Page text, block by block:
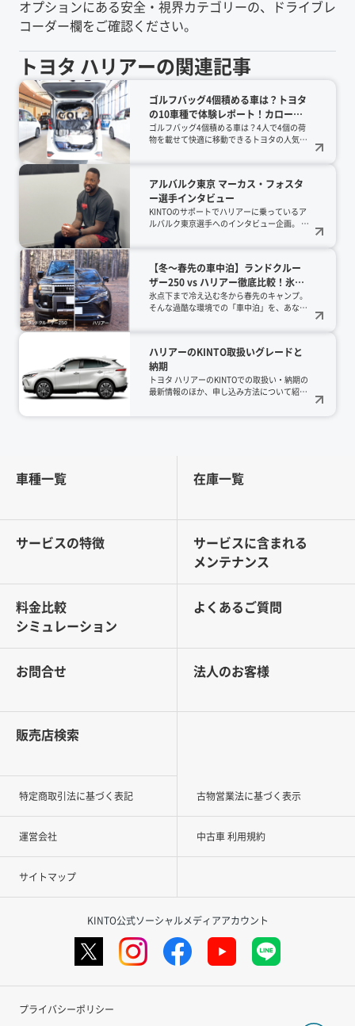
オプションにある安全・視界カテゴリーの、ドライブレ
コーダー欄をご確認ください。
トヨタ ハリアーの関連記事
ゴルフバッグ4個積める車は？トヨタ
の10車種で体験レポート！カローラ
クロス、ライズ、ハリアー、ランク
ルなどの人気SUVやミニバン、ルー
ゴルフバッグ4個積める車は？4人で4個の荷
物を載せて快適に移動できるトヨタの人気10
わからないリアルな収納術を公開中です。
アルバルク東京 マーカス・フォスタ
ー選手インタビュー
KINTOのサポートでハリアーに乗っているア
ルバルク東京選手へのインタビュー企画。 今
【冬～春先の車中泊】ランドクルー
ザー250 vs ハリアー徹底比較！氷点
下を乗り切る「道具偏愛」レイヤリ
ング術
氷点下まで冷え込む冬から春先のキャンプ。
そんな過酷な環境での「車中泊」を、あなた
250と、洗練されたハリアーの2台で、リア
ルな寝心地を徹底検証してきました。道具を
愛する「道具偏愛キャンパー」の視点から、
専用の冬用シュラフに頼らず、「日常でも使
ハリアーのKINTO取扱いグレードと
納期
トヨタ ハリアーのKINTOでの取扱い・納期の
最新情報のほか、申し込み方法について紹介
車種一覧 在庫一覧
サービスの特徴
サービスに含まれる
メンテナンス
料金比較
シミュレーション
よくあるご質問
お問合せ 法人のお客様
販売店検索
特定商取引法に基づく表記 古物営業法に基づく表示
運営会社 中古車 利用規約
サイトマップ
KINTO公式ソーシャルメディアアカウント
プライバシーポリシー